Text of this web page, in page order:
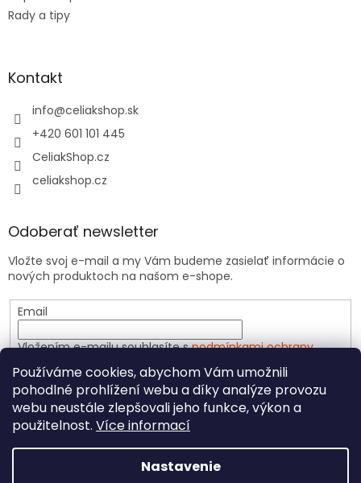
Používáme cookies, abychom Vám umožnili
pohodlné prohlížení webu a díky analýze provozu
webu neustále zlepšovali jeho funkce, výkon a
použitelnost. Více informací
Nastavenie
Rady a tipy
Kontakt
info@celiakshop.sk
+420 601 101 445
CeliakShop.cz
celiakshop.cz
Odoberať newsletter
Vložte svoj e-mail a my Vám budeme zasielať informácie o
nových produktoch na našom e-shope.
Email
Vložením e-mailu souhlasíte spodmínkami ochrany
PRIHLÁSIŤ SA
Vytvoril Shoptet